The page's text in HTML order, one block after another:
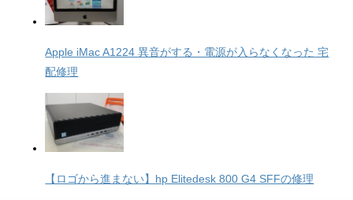
Apple iMac A1224 異音がする・電源が入らなくなった 宅
配修理
【ロゴから進まない】hp Elitedesk 800 G4 SFFの修理